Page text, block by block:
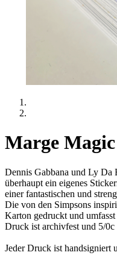
Marge
Dennis Gabbana und Ly Da
überhaupt ein eigenes
einer fantastischen und
Die von den Simpsons
Karton gedruckt und
Druck ist archivfest und 5/
Jeder Druck ist handsigniert